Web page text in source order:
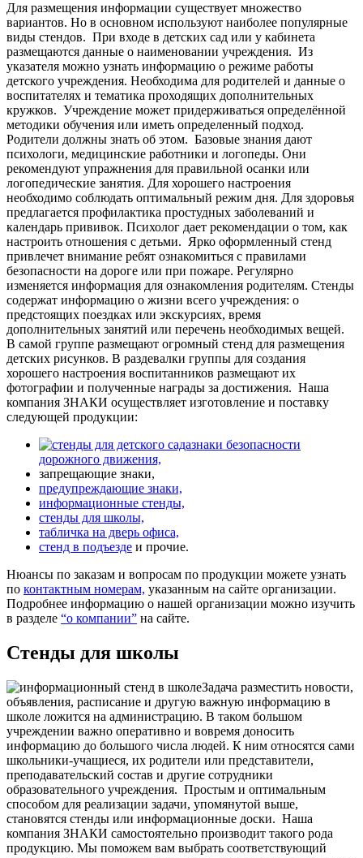
Для размещения информации существует множество
вариантов. Но в основном используют наиболее популярные
виды стендов. При входе в детских сад или у кабинета
размещаются данные о наименовании учреждения. Из
указателя можно узнать информацию о режиме работы
детского учреждения. Необходима для родителей и данные о
воспитателях и тематика проходящих дополнительных
кружков. Учреждение может придерживаться определённой
методики обучения или иметь определенный подход.
Родители должны знать об этом. Базовые знания дают
психологи, медицинские работники и логопеды. Они
рекомендуют упражнения для правильной осанки или
логопедические занятия. Для хорошего настроения
необходимо соблюдать оптимальный режим дня. Для здоровья
предлагается профилактика простудных заболеваний и
календарь прививок. Психолог дает рекомендации о том, как
настроить отношения с детьми. Ярко оформленный стенд
привлечет внимание ребят ознакомиться с правилами
безопасности на дороге или при пожаре. Регулярно
изменяется информация для ознакомления родителям. Стенды
содержат информацию о жизни всего учреждения: о
предстоящих поездках или экскурсиях, время
дополнительных занятий или перечень необходимых вещей.
В самой группе размещают огромный стенд для размещения
детских рисунков. В раздевалки группы для создания
хорошего настроения воспитанников размещают их
фотографии и полученные награды за достижения. Наша
компания ЗНАКИ осуществляет изготовление и поставку
следующей продукции:
знаки безопасности
дорожного движения,
запрещающие знаки,
предупреждающие знаки,
информационные стенды,
стенды для школы,
табличка на дверь офиса,
стенд в подъезде и прочие.
Нюансы по заказам и вопросам по продукции можете узнать
по контактным номерам, указанным на сайте организации.
Подробнее информацию о нашей организации можно изучить
в разделе “о компании” на сайте.
Стенды для школы
Задача разместить новости,
объявления, расписание и другую важную информацию в
школе ложится на администрацию. В таком большом
учреждении важно оперативно и вовремя доносить
информацию до большого числа людей. К ним относятся сами
школьники-учащиеся, их родители или представители,
преподавательский состав и другие сотрудники
образовательного учреждения. Простым и оптимальным
способом для реализации задачи, упомянутой выше,
становятся стенды или информационные доски. Наша
компания ЗНАКИ самостоятельно производит такого рода
продукцию. Мы поможем вам выбрать соответствующий